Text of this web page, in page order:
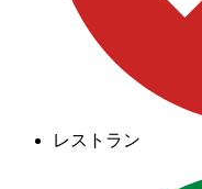
レストラン